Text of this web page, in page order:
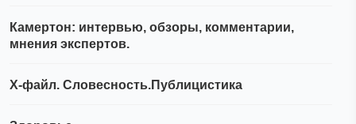
Камертон: интервью, обзоры, комментарии,
мнения экспертов.
Х-файл. Словесность.Публицистика